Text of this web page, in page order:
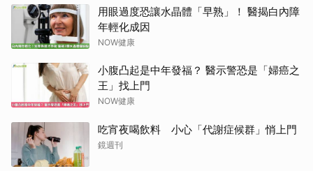
用眼過度恐讓水晶體「早熟」！ 醫揭白內障
年輕化成因
NOW健康
小腹凸起是中年發福？ 醫示警恐是「婦癌之
王」找上門
NOW健康
吃宵夜喝飲料 小心「代謝症候群」悄上門
鏡週刊